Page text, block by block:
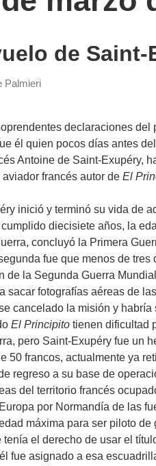
de Saint-
Palmieri
declaraciones del
él quien pocos días antes
Antoine de Saint-Exupéry,
francés autor de El
inició y terminó su vida de
diecisiete años, la
concluyó la Primera
fue que menos de
de la Segunda Guerra
sacar fotografías aéreas de
cancelado la misión y
El Principito tienen dificultad
pero Saint-Exupéry fue un
50 francos, actualmente ya
regreso a su base de
del territorio francés
por Normandía de las
máxima para ser piloto
tenía el derecho de usar el
fue asignado a esa